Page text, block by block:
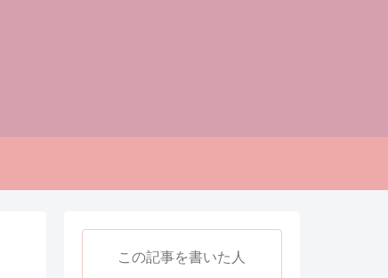
この記事を書いた人